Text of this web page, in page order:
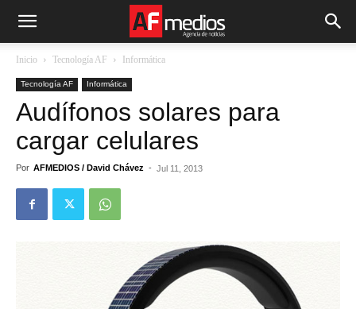
Inicio Tecnología AF Informática
Tecnología AF Informática
Audífonos solares para
cargar celulares
Por AFMEDIOS / David Chávez - Jul 11, 2013